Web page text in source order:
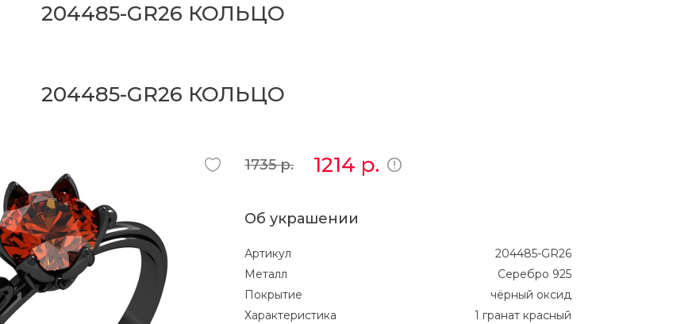
204485-GR26 КОЛЬЦО
204485-GR26 КОЛЬЦО
1735р. 1214 р.
Об украшении
Артикул
204485-GR26
Металл
Серебро 925
Покрытие
чёрный оксид
Характеристика
1 гранат красный